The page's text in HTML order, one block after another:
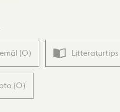
(0) Litteraturtips
(0)